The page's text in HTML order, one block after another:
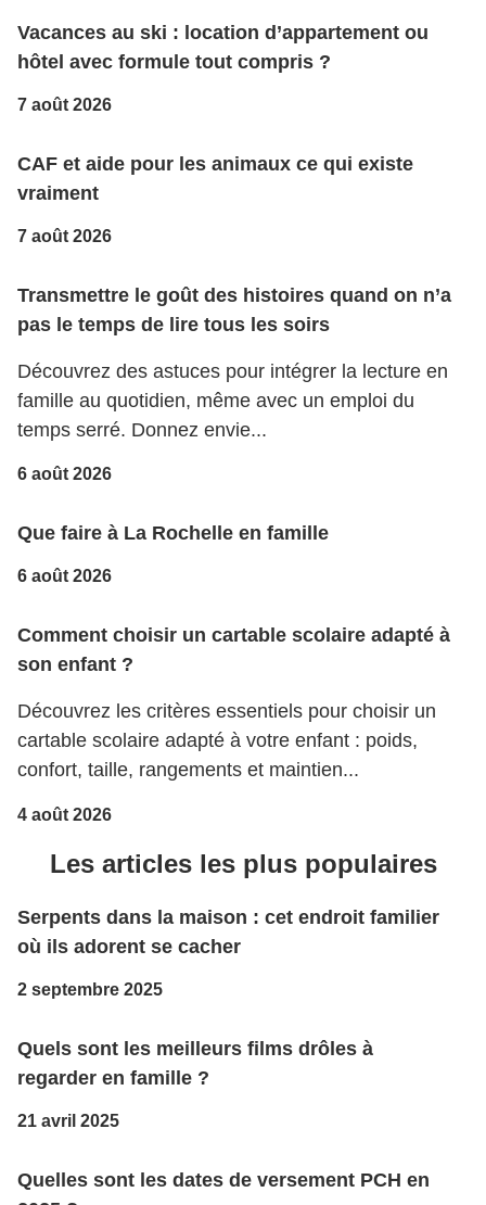
Vacances au ski : location d’appartement ou
hôtel avec formule tout compris ?
7 août 2026
CAF et aide pour les animaux ce qui existe
vraiment
7 août 2026
Transmettre le goût des histoires quand on n’a
pas le temps de lire tous les soirs
Découvrez des astuces pour intégrer la lecture en
famille au quotidien, même avec un emploi du
temps serré. Donnez envie...
6 août 2026
Que faire à La Rochelle en famille
6 août 2026
Comment choisir un cartable scolaire adapté à
son enfant ?
Découvrez les critères essentiels pour choisir un
cartable scolaire adapté à votre enfant : poids,
confort, taille, rangements et maintien...
4 août 2026
Les articles les plus populaires
Serpents dans la maison : cet endroit familier
où ils adorent se cacher
2 septembre 2025
Quels sont les meilleurs films drôles à
regarder en famille ?
21 avril 2025
Quelles sont les dates de versement PCH en